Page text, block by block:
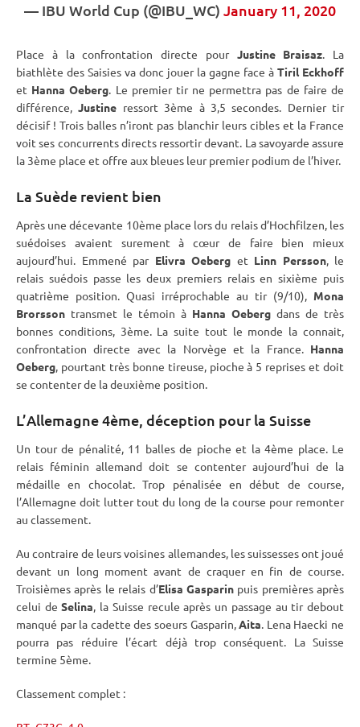
— IBU World Cup (@IBU_WC) January 11, 2020
Place à la confrontation directe pour Justine Braisaz. La
biathlète des Saisies va donc jouer la gagne face à Tiril Eckhoff
et Hanna Oeberg. Le premier tir ne permettra pas de faire de
différence,Justine ressort 3ème à 3,5 secondes. Dernier tir
décisif ! Trois balles n’iront pas blanchir leurs cibles et la France
voit ses concurrents directs ressortir devant. La savoyarde assure
la 3ème place et offre aux bleues leur premier podium de l’hiver.
La Suède revient bien
Après une décevante 10ème place lors du relaisd’Hochfilzen, les
suédoises avaient surement à cœur de faire bien mieux
aujourd’hui. Emmené par Elivra Oeberg et Linn Persson, le
relais suédois passe les deux premiers relaisen sixième puis
quatrième position. Quasi irréprochable au tir (9/10), Mona
Brorsson transmet le témoin à Hanna Oeberg dans de très
bonnes conditions, 3ème. La suite tout le monde la connait,
confrontation directe avec la Norvège et la France. Hanna
Oeberg, pourtant très bonne tireuse, pioche à 5 reprises et doit
se contenter de la deuxième position.
L’Allemagne 4ème, déception pour la Suisse
Un tour de pénalité, 11 balles de pioche et la 4ème place. Le
relais féminin allemand doit se contenter aujourd’hui de la
médaille en chocolat. Trop pénalisée en début de course,
l’Allemagne doit lutter tout du long de la course pour remonter
au classement.
Au contraire de leurs voisines allemandes, les suissesses ont joué
devant un long moment avant de craquer en fin de course.
Troisièmes après le relais d’Elisa Gasparinpuis premières après
celui deSelina, la Suisse recule après un passage au tirdebout
manqué par la cadette des soeurs Gasparin,Aita. Lena Haecki ne
pourra pas réduire l’écart déjà trop conséquent. La Suisse
termine 5ème.
Classement complet :